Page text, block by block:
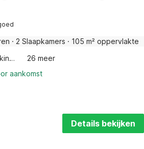
· 2 Slaapkamers · 105 m² oppervlakte
Leuk voor kinderen
26 meer
aankomst
Details bekijken